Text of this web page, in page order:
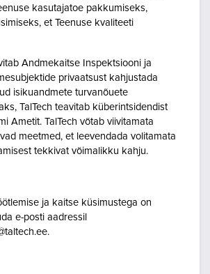
kasutajatoe pakkumiseks,
et Teenuse kvaliteeti
Andmekaitse Inspektsiooni ja
privaatsust kahjustada
isikuandmete turvanõuete
TalTech teavitab küberintsidendist
Ametit. TalTech võtab viivitamata
meetmed, et leevendada volitamata
tekkivat võimalikku kahju.
ja kaitse küsimustega on
e-posti aadressil